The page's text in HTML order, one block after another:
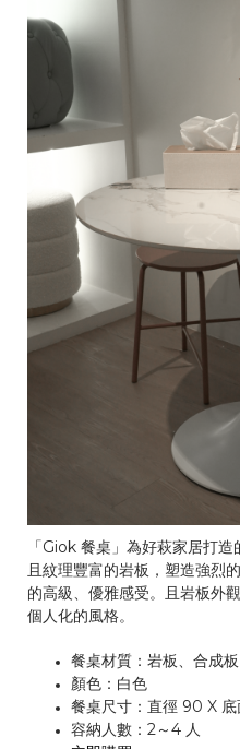
「Giok 餐桌」為好萩家居打
且紋理豐富的岩板，塑造強烈
的高級、優雅感受。且岩板外
個人化的風格。
餐桌材質：岩板、合成
顏色：白色
餐桌尺寸：直徑 90 X
容納人數：2～4 人